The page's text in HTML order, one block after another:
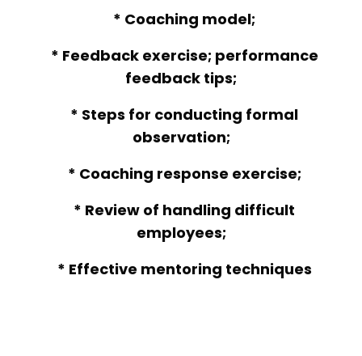
* Coaching model;
* Feedback exercise; performance
feedback tips;
* Steps for conducting formal
observation;
* Coaching response exercise;
* Review of handling difficult
employees;
* Effective mentoring techniques